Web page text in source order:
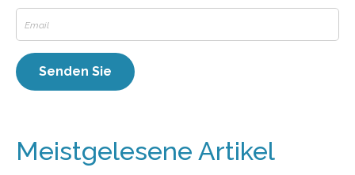
Meistgelesene Artikel